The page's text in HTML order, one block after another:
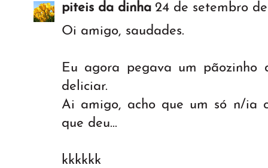
piteis da dinha 24 de setembro de
Oi amigo, saudades.
Eu agora pegava um pãozinho
deliciar.
Ai amigo, acho que um só n/ia
que deu...
kkkkkk